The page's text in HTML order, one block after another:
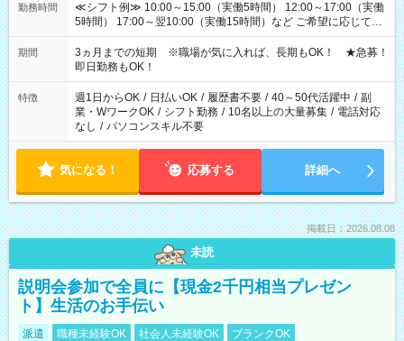
勤務時間
≪シフト例≫ 10:00～15:00（実働5時間） 12:00～17:00（実働
5時間） 17:00～翌10:00（実働15時間）など ご希望に応じて、
働く時間は調整できます！ お気軽に担当へ相談ください！
期間
3ヵ月までの短期 ※職場が気に入れば、長期もOK！ ★急募！
即日勤務もOK！
特徴 週1日からOK / 日払いOK / 履歴書不要 / 40～50代活躍中 / 副
業・WワークOK / シフト勤務 / 10名以上の大量募集 / 電話対応
なし / パソコンスキル不要
気になる！ 応募する 詳細へ
掲載日：2026.08.08
未読
説明会参加で全員に【現金2千円相当プレゼン
ト】生活のお手伝い
派遣 職種未経験OK 社会人未経験OK
ブランクOK